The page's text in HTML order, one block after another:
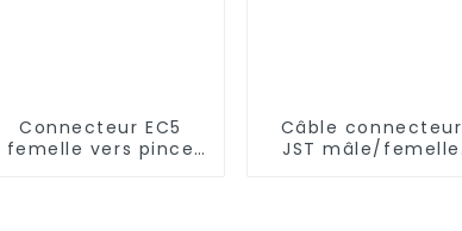
Connecteur EC5
femelle vers pince
Câble connecteur
JST mâle/femelle